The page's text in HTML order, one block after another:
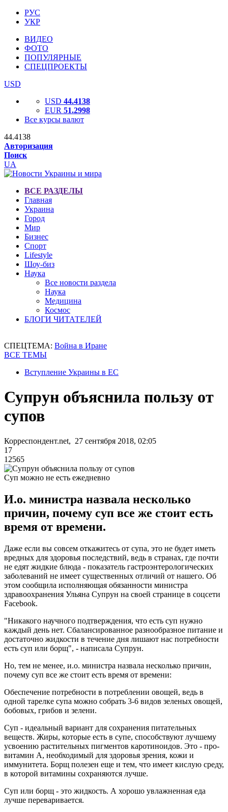
РУС
УКР
ВИДЕО
ФОТО
ПОПУЛЯРНЫЕ
СПЕЦПРОЕКТЫ
USD
USD 44.4138
EUR 51.2998
Все курсы валют
44.4138
Авторизация
Поиск
UA
ВСЕ РАЗДЕЛЫ
Главная
Украина
Город
Мир
Бизнес
Спорт
Lifestyle
Шоу-биз
Наука
Все новости раздела
Наука
Медицина
Космос
БЛОГИ ЧИТАТЕЛЕЙ
СПЕЦТЕМА: Война в Иране
ВСЕ ТЕМЫ
Вступление Украины в ЕС
Супрун объяснила пользу от
супов
Корреспондент.net, 27 сентября 2018, 02:05
17
12565
Суп можно не есть ежедневно
И.о. министра назвала несколько
причин, почему суп все же стоит есть
время от времени.
Даже если вы совсем откажитесь от супа, это не будет иметь
вредных для здоровья последствий, ведь в странах, где почти
не едят жидкие блюда - показатель гастроэнтерологических
заболеваний не имеет существенных отличий от нашего. Об
этом сообщила исполняющая обязанности министра
здравоохранения Ульяна Супрун на своей странице в соцсети
Facebook.
"Никакого научного подтверждения, что есть суп нужно
каждый день нет. Сбалансированное разнообразное питание и
достаточно жидкости в течение дня лишают нас потребности
есть суп или борщ", - написала Супрун.
Но, тем не менее, и.о. министра назвала несколько причин,
почему суп все же стоит есть время от времени:
Обеспечение потребности в потреблении овощей, ведь в
одной тарелке супа можно собрать 3-6 видов зеленых овощей,
бобовых, грибов и зелени.
Суп - идеальный вариант для сохранения питательных
веществ. Жиры, которые есть в супе, способствуют лучшему
усвоению растительных пигментов каротиноидов. Это - про-
витамин А, необходимый для здоровья зрения, кожи и
иммунитета. Борщ полезен еще и тем, что имеет кислую среду,
в которой витамины сохраняются лучше.
Суп или борщ - это жидкость. А хорошо увлажненная еда
лучше переваривается.